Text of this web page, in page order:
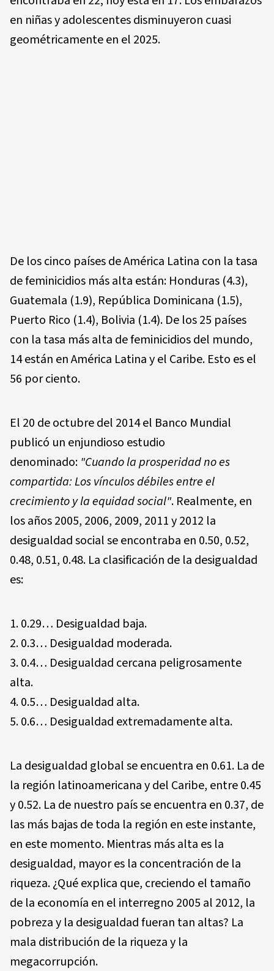
en niñas y adolescentes disminuyeron cuasi
geométricamente en el 2025.
De los cinco países de América Latina con la tasa
de feminicidios más alta están: Honduras (4.3),
Guatemala (1.9), República Dominicana (1.5),
Puerto Rico (1.4), Bolivia (1.4). De los 25 países
con la tasa más alta de feminicidios del mundo,
14 están en América Latina y el Caribe. Esto es el
56 por ciento.
El 20 de octubre del 2014 el Banco Mundial
publicó un enjundioso estudio
denominado: "Cuando la prosperidad no es
compartida: Los vínculos débiles entre el
crecimiento y la equidad social". Realmente, en
los años 2005, 2006, 2009, 2011 y 2012 la
desigualdad social se encontraba en 0.50, 0.52,
0.48, 0.51, 0.48. La clasificación de la desigualdad
es:
0.29… Desigualdad baja.
0.3… Desigualdad moderada.
0.4… Desigualdad cercana peligrosamente
alta.
0.5… Desigualdad alta.
0.6… Desigualdad extremadamente alta.
La desigualdad global se encuentra en 0.61. La de
la región latinoamericana y del Caribe, entre 0.45
y 0.52. La de nuestro país se encuentra en 0.37, de
las más bajas de toda la región en este instante,
en este momento. Mientras más alta es la
desigualdad, mayor es la concentración de la
riqueza. ¿Qué explica que, creciendo el tamaño
de la economía en el interregno 2005 al 2012, la
pobreza y la desigualdad fueran tan altas? La
mala distribución de la riqueza y la
megacorrupción.